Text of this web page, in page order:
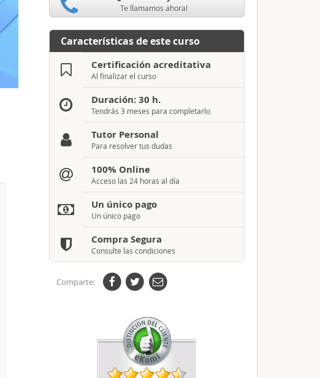
Te llamamos ahora!
Características de este curso
Certificación acreditativa
Al finalizar el curso
Duración: 30 h.
Tendrás 3 meses para completarlo
Tutor Personal
Para resolver tus dudas
100% Online
Acceso las 24 horas al día
Un único pago
Un único pago
Compra Segura
Consulte las condiciones
Comparte: